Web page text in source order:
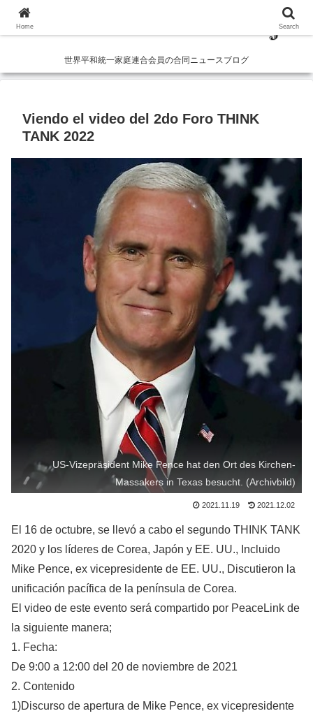
世界平和統一家庭連合会員の合同ニュースブログ
Viendo el video del 2do Foro THINK
TANK 2022
US-Vizepräsident Mike Pence hat den Ort des Kirchen-
Massakers in Texas besucht. (Archivbild)
2021.11.19 2021.12.02
El 16 de octubre, se llevó a cabo el segundo THINK TANK
2020 y los líderes de Corea, Japón y EE. UU., Incluido
Mike Pence, ex vicepresidente de EE. UU., Discutieron la
unificación pacífica de la península de Corea.
El video de este evento será compartido por PeaceLink de
la siguiente manera;
1. Fecha:
De 9:00 a 12:00 del 20 de noviembre de 2021
2. Contenido
1)Discurso de apertura de Mike Pence, ex vicepresidente
Home Search